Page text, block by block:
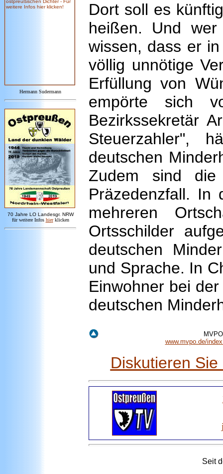
Hermann Sudermann
70 Jahre LO Landesgr. NRW
für weitere Infos hier klicken
Dort soll es
heißen. Und
wissen, dass er
völlig unnötige
Erfüllung von
empörte sich
Bezirkssekretär
Steuerzahler",
deutschen
Zudem sind die
Präzedenzfall. In
mehreren
Ortsschilder
deutschen
und Sprache. In
Einwohner bei
deutschen
www.mvpo.de/
Diskutieren
Seit